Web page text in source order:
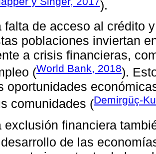
).
falta de acceso al crédito
poblaciones inviertan
a crisis financieras,
(World Bank, 2018).
oportunidades
comunidades (Demirgüç-
exclusión financiera
de las